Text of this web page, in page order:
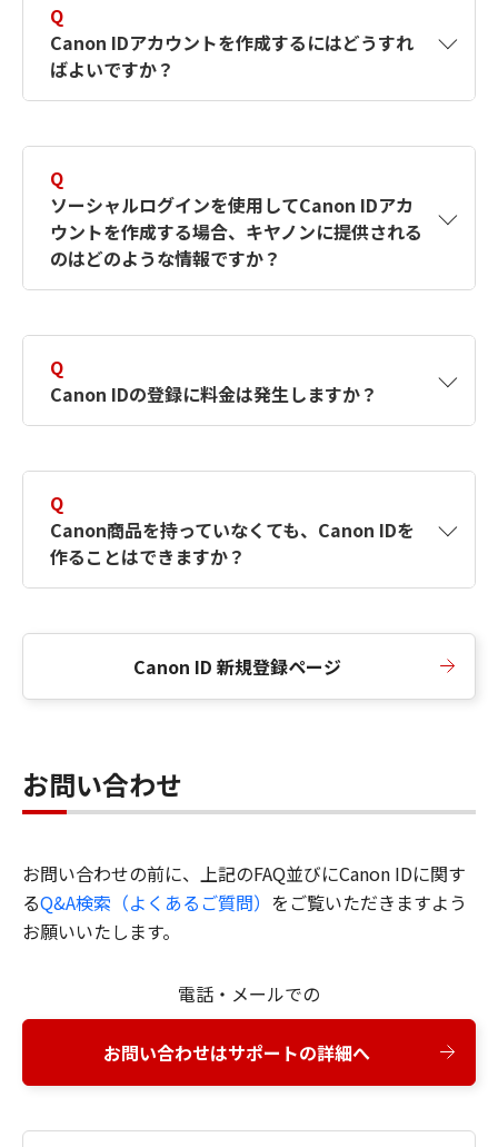
Q
Canon IDアカウントを作成するにはどうすれ
ばよいですか？
す。詳しい作成方法は【カメラ】Canon IDとは
何ですか？Canon IDの作成方法は？をご確認く
ださい。
Q
ソーシャルログインを使用してCanon IDアカ
ウントを作成する場合、キヤノンに提供される
のはどのような情報ですか？
択したサービスから取得します。アカウントを
簡単に作成できるように、この情報を使用して
Canon IDの登録フォームを入力します。
Q
Canon IDの登録に料金は発生しますか？
Q
Canon商品を持っていなくても、Canon IDを
作ることはできますか？
Canon ID 新規登録ページ
お問い合わせ
お問い合わせの前に、上記のFAQ並びにCanon IDに関す
るQ&A検索（よくあるご質問） をご覧いただきますよう
お願いいたします。
電話・メールでの
お問い合わせはサポートの詳細へ